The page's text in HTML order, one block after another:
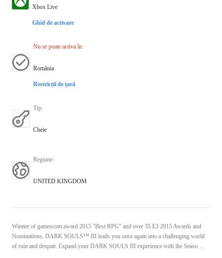
Xbox Live
Ghid de activare
Nu se poate activa în:
România
Restricții de țară
Tip:
Cheie
Regiune:
UNITED KINGDOM
Winner of gamescom award 2015 "Best RPG" and over 35 E3 2015 Awards and
Nominations, DARK SOULS™ III leads you once again into a challenging world
of ruin and despair. Expand your DARK SOULS III experience with the Seaso ...